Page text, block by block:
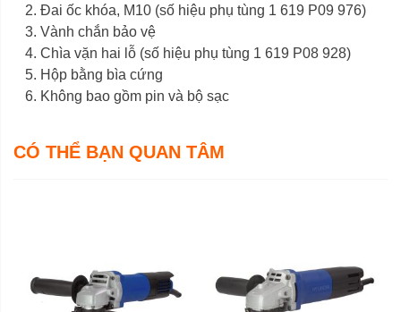
Đai ốc khóa, M10 (số hiệu phụ tùng 1 619 P09 976)
Vành chắn bảo vệ
Chìa vặn hai lỗ (số hiệu phụ tùng 1 619 P08 928)
Hộp bằng bìa cứng
Không bao gồm pin và bộ sạc
CÓ THỂ BẠN QUAN TÂM